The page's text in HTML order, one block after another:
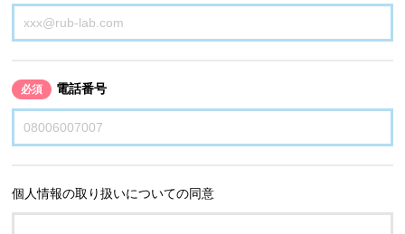
必須 電話番号
個人情報の取り扱いについての同意